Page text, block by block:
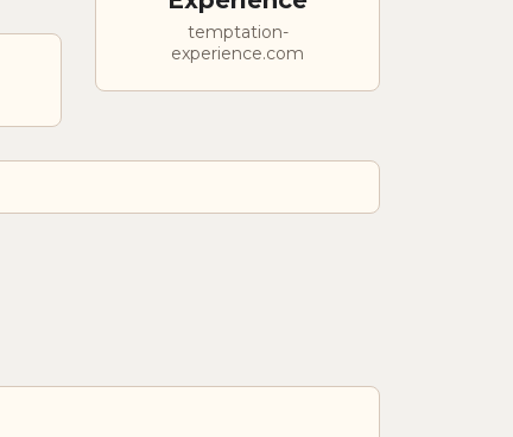
temptation-
experience.com